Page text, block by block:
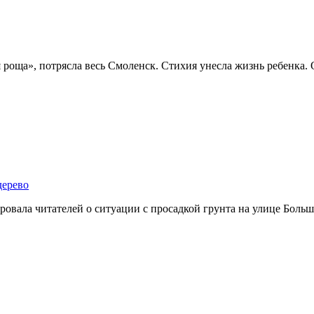
роща», потрясла весь Смоленск. Стихия унесла жизнь
читателей о ситуации с просадкой грунта на улице